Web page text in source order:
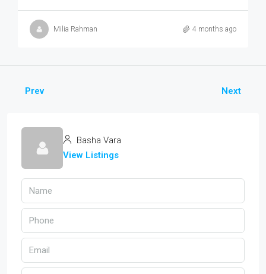
Milia Rahman 4 months ago
Prev Next
Basha Vara
View Listings